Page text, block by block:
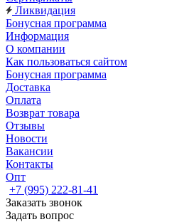
Ликвидация
Бонусная программа
Информация
О компании
Как пользоваться сайтом
Бонусная программа
Доставка
Оплата
Возврат товара
Отзывы
Новости
Вакансии
Контакты
Опт
+7 (995) 222-81-41
Заказать звонок
Задать вопрос